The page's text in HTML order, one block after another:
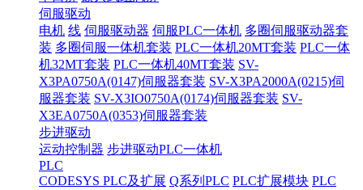
伺服驱动
电机 线 伺服驱动器 伺服PLC一体机 多圈伺服驱动器套
装 多圈伺服一体机套装 PLC一体机20MT套装 PLC一体
机32MT套装 PLC一体机40MT套装 SV-
X3PA0750A(0147)伺服器套装 SV-X3PA2000A(0215)伺
服器套装 SV-X3IO0750A(0174)伺服器套装 SV-
X3EA0750A(0353)伺服器套装
步进驱动
运动控制器 步进驱动PLC一体机
PLC
CODESYS PLC及扩展 Q系列PLC PLC扩展模块 PLC